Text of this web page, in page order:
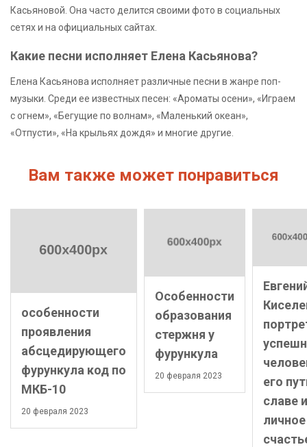
Касьяновой. Она часто делится своими фото в социальных
сетях и на официальных сайтах.
Какие песни исполняет Елена Касьянова?
Елена Касьянова исполняет различные песни в жанре поп-
музыки. Среди ее известных песен: «Ароматы осени», «Играем
с огнем», «Бегущие по волнам», «Маленький океан»,
«Отпусти», «На крыльях дождя» и многие другие.
Вам также может понравиться
особенности
проявления
абсцедирующего
фурункула код по
МКБ-10
20 февраля 2023
Особенности
образования
стержня у
фурункула
20 февраля 2023
его
славе и
личное